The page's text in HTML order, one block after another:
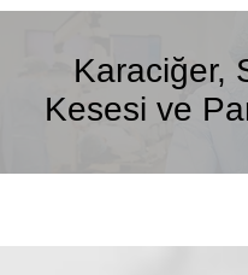
Karaciğer,
Kesesi ve